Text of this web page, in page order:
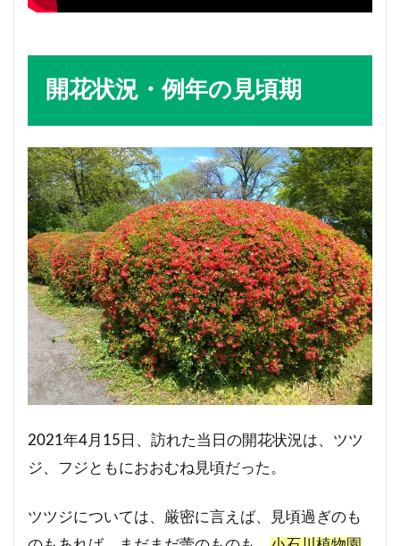
開花状況・例年の見頃期
2021年4月15日、訪れた当日の開花状況は、ツツ
ジ、フジともにおおむね見頃だった。
ツツジについては、厳密に言えば、見頃過ぎのも